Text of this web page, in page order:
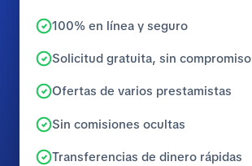
100% en línea y seguro
Solicitud gratuita, sin compromiso
Ofertas de varios prestamistas
Sin comisiones ocultas
Transferencias de dinero rápidas